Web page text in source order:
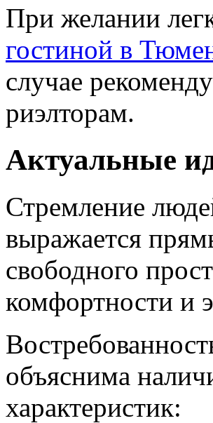
При желании
гостиной в
случае
риэлторам.
Актуальные
Стремление
выражается
свободного
комфортности и
объяснима
характеристик: